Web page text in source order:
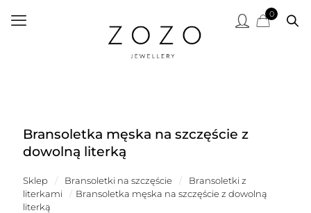
0
Bransoletka męska na szczęście z
dowolną literką
Sklep / Bransoletki na szczęście /
Bransoletki z
literkami
/ Bransoletka męska na szczęście z dowolną
literką